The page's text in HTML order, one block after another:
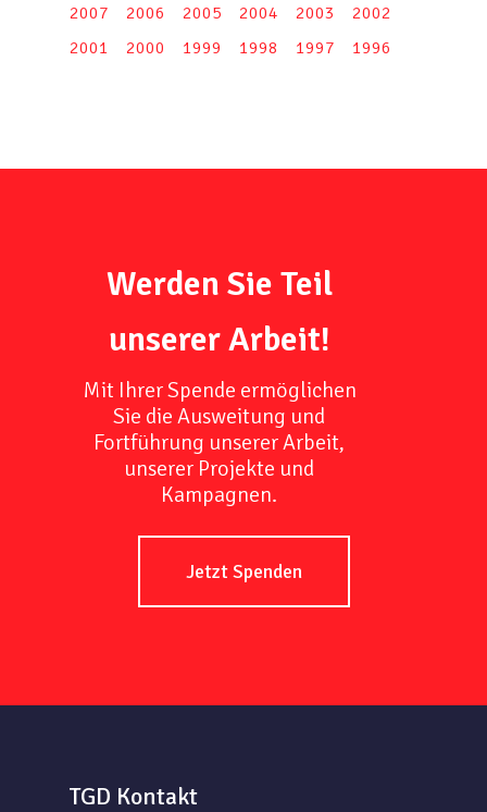
2007
2006 2005 2004 2003
2002
2001
2000 1999 1998 1997 1996
Werden Sie Teil
unserer Arbeit!
Mit Ihrer Spende ermöglichen
Sie die Ausweitung und
Fortführung unserer Arbeit,
unserer Projekte und
Kampagnen.
Jetzt Spenden
TGD Kontakt